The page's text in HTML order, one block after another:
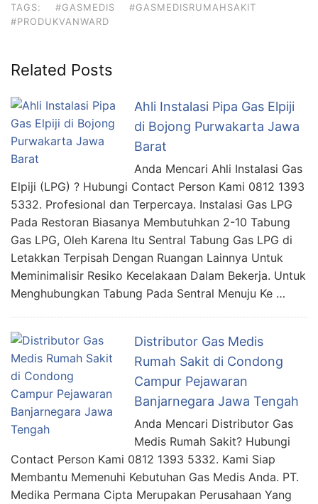
TAGS: #GASMEDIS
#GASMEDISRUMAHSAKIT
#PRODUKVANWARD
Related Posts
Ahli Instalasi Pipa Gas Elpiji
di Bojong Purwakarta Jawa
Barat
Anda Mencari Ahli Instalasi Gas
Elpiji (LPG) ? Hubungi Contact Person Kami 0812 1393
5332. Profesional dan Terpercaya. Instalasi Gas LPG
Pada Restoran Biasanya Membutuhkan 2-10 Tabung
Gas LPG, Oleh Karena Itu Sentral Tabung Gas LPG di
Letakkan Terpisah Dengan Ruangan Lainnya Untuk
Meminimalisir Resiko Kecelakaan Dalam Bekerja. Untuk
Menghubungkan Tabung Pada Sentral Menuju Ke …
Distributor Gas Medis
Rumah Sakit di Condong
Campur Pejawaran
Banjarnegara Jawa Tengah
Anda Mencari Distributor Gas
Medis Rumah Sakit? Hubungi
Contact Person Kami 0812 1393 5332. Kami Siap
Membantu Memenuhi Kebutuhan Gas Medis Anda. PT.
Medika Permana Cipta Merupakan Perusahaan Yang